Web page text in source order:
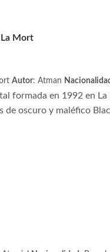
Mort
Autor: Atman
formada en 1992 en
de oscuro y maléfico